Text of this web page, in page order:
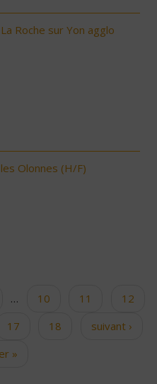
Roche sur Yon agglo
Olonnes (H/F)
… 10 11
12
17 18
suivant ›
»